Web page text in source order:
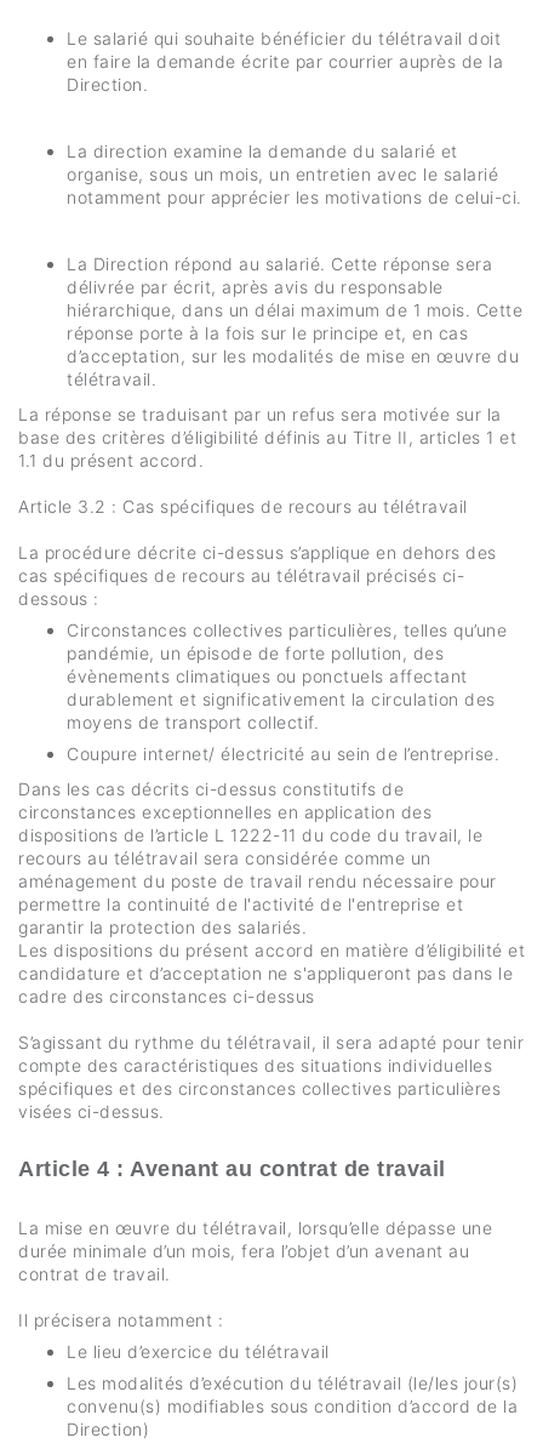
Le salarié qui souhaite bénéficier du télétravail doit
en faire la demande écrite par courrier auprès de la
Direction.
La direction examine la demande du salarié et
organise, sous un mois, un entretien avec le salarié
notamment pour apprécier les motivations de celui-ci.
La Direction répond au salarié. Cette réponse sera
délivrée par écrit, après avis du responsable
hiérarchique, dans un délai maximum de 1 mois. Cette
réponse porte à la fois sur le principe et, en cas
d’acceptation, sur les modalités de mise en œuvre du
télétravail.
La réponse se traduisant par un refus sera motivée sur la
base des critères d’éligibilité définis au Titre II, articles 1 et
1.1 du présent accord.
Article 3.2 : Cas spécifiques de recours au télétravail
La procédure décrite ci-dessus s’applique en dehors des
cas spécifiques de recours au télétravail précisés ci-
dessous :
Circonstances collectives particulières, telles qu’une
pandémie, un épisode de forte pollution, des
évènements climatiques ou ponctuels affectant
durablement et significativement la circulation des
moyens de transport collectif.
Coupure internet/ électricité au sein de l’entreprise.
Dans les cas décrits ci-dessus constitutifs de
circonstances exceptionnelles en application des
dispositions de l’article L 1222-11 du code du travail, le
recours au télétravail sera considérée comme un
aménagement du poste de travail rendu nécessaire pour
permettre la continuité de l'activité de l'entreprise et
garantir la protection des salariés.
Les dispositions du présent accord en matière d’éligibilité et
candidature et d’acceptation ne s'appliqueront pas dans le
cadre des circonstances ci-dessus
S’agissant du rythme du télétravail, il sera adapté pour tenir
compte des caractéristiques des situations individuelles
spécifiques et des circonstances collectives particulières
visées ci-dessus.
Article 4 : Avenant au contrat de travail
La mise en œuvre du télétravail, lorsqu’elle dépasse une
durée minimale d’un mois, fera l’objet d’un avenant au
contrat de travail.
Il précisera notamment :
Le lieu d’exercice du télétravail
Les modalités d’exécution du télétravail (le/les jour(s)
convenu(s) modifiables sous condition d’accord de la
Direction)